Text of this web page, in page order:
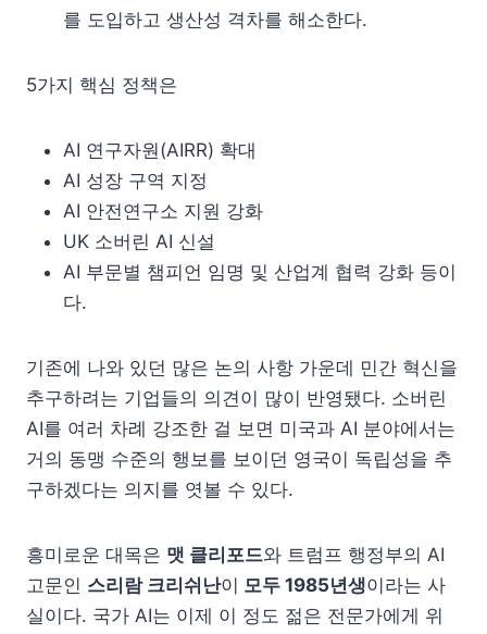
를 도입하고 생산성 격차를 해소한다.
5가지 핵심 정책은
AI 연구자원(AIRR) 확대
AI 성장 구역 지정
AI 안전연구소 지원 강화
UK 소버린 AI 신설
AI 부문별 챔피언 임명 및 산업계 협력 강화 등이
다.
기존에 나와 있던 많은 논의 사항 가운데 민간 혁신을
추구하려는 기업들의 의견이 많이 반영됐다. 소버린
AI를 여러 차례 강조한 걸 보면 미국과 AI 분야에서는
거의 동맹 수준의 행보를 보이던 영국이 독립성을 추
구하겠다는 의지를 엿볼 수 있다.
흥미로운 대목은 맷 클리포드와 트럼프 행정부의 AI
고문인 스리람 크리쉬난이 모두 1985년생이라는 사
실이다. 국가 AI는 이제 이 정도 젊은 전문가에게 위